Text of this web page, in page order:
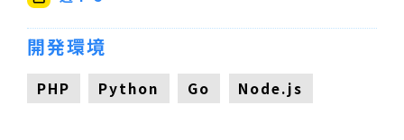
開発環境
PHP Python Go Node.js